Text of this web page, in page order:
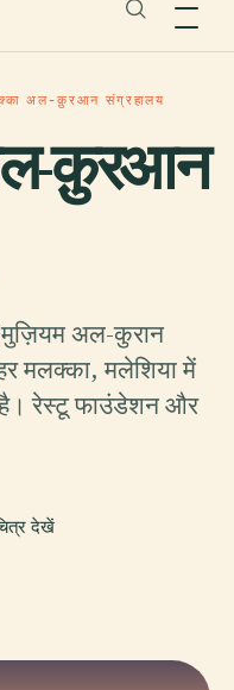
अल-क़ुरआन संग्रहालय
क़ुरआन
अल-कुरान
मलक्का, मलेशिया में
है। रेस्टू फाउंडेशन और
देखें